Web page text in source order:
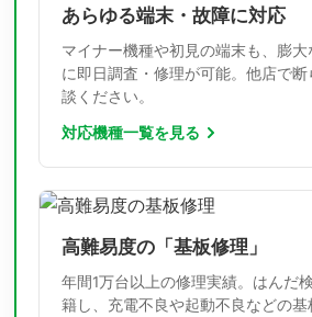
あらゆる端末・故障に対応
マイナー機種や初見の端末も、膨大
に即日調査・修理が可能。他店で
談ください。
対応機種一覧を見る
高難易度の「基板修理」
年間1万台以上の修理実績。はんだ
籍し、充電不良や起動不良などの